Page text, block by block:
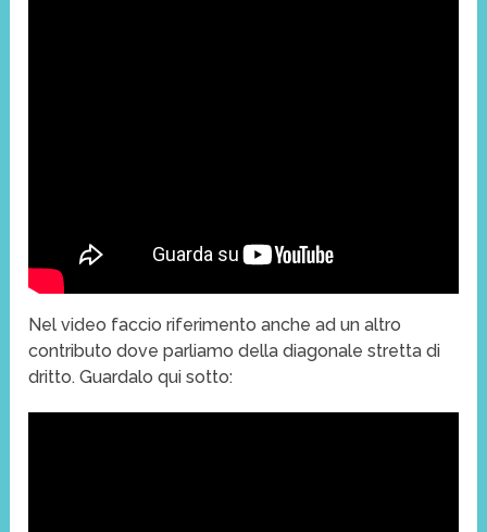
Nel video faccio riferimento anche ad un altro
contributo dove parliamo della diagonale stretta di
dritto. Guardalo qui sotto: